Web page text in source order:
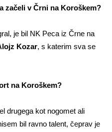
začeli v Črni na Koroškem?
je bil NK Peca iz Črne na
Kozar, s katerim sva se
na Koroškem?
drugega kot nogomet ali
bil ravno talent, čeprav je